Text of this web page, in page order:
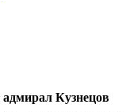
Кузнецов